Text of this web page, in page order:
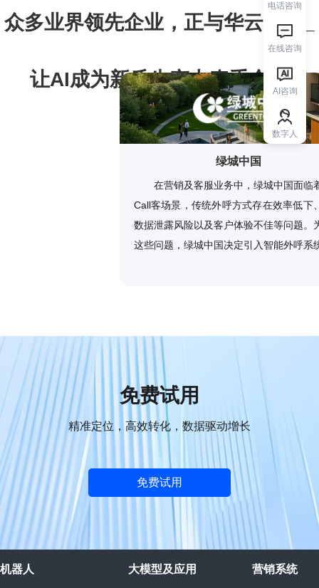
众多业界领先企业，正与华云天下_
让AI成为新质生产力牵手合作
绿城中国
在营销及客服业务中，绿城中国面临
Call客场景，传统外呼方式存在效率低下
数据泄露风险以及客户体验不佳等问题。
这些问题，绿城中国决定引入智能外呼系
免费试用
精准定位，高效转化，数据驱动增长
免费试用
机器人 大模型及应用 营销系统
电话咨询
在线咨询
AI咨询
数字人